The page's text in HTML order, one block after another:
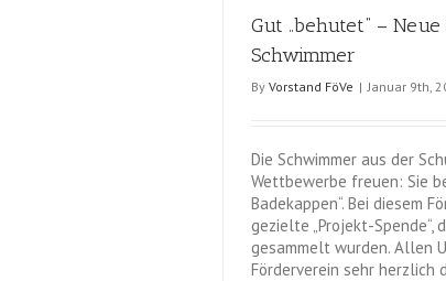
Gut „behutet“ –
Schwimmer
By Vorstand FöVe | Januar 9th,
Die Schwimmer aus der
Wettbewerbe freuen: Sie
Badekappen“. Bei diesem
gezielte „Projekt-Spende“,
gesammelt wurden. Allen
Förderverein sehr herzlich